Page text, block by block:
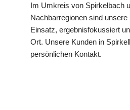
Im Umkreis von Spirkelbach
Nachbarregionen sind unsere
Einsatz, ergebnisfokussiert
Ort. Unsere Kunden in
persönlichen Kontakt.